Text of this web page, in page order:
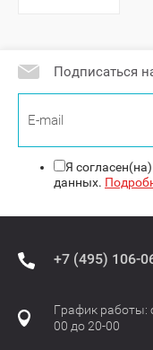
Подписаться
Я
данных.
+7 (495) 106-
График работы:
00 до 20-00